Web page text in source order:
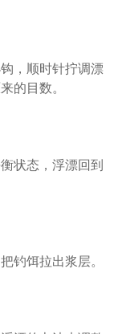
，顺时针拧调漂
的目数。
状态，浮漂回到
钓饵拉出浆层。